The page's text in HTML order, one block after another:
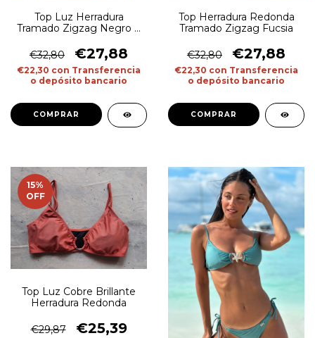
Top Luz Herradura
Tramado Zigzag Negro Y
€32,80
€27,88
€22,30 con Transferencia
o depósito bancario
COMPRAR
Top Herradura Redonda
Tramado Zigzag Fucsia
€32,80 €27,88
€22,30 con Transferencia
o depósito bancario
COMPRAR
15%
OFF
Top Luz Cobre Brillante
Herradura Redonda
€29,87 €25,39